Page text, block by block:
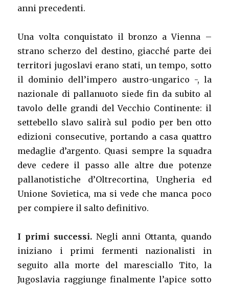
anni precedenti.
Una volta conquistato il bronzo a Vienna –
strano scherzo del destino, giacché parte dei
territori jugoslavi erano stati, un tempo, sotto
il dominio dell’impero austro-ungarico -, la
nazionale di pallanuoto siede fin da subito al
tavolo delle grandi del Vecchio Continente: il
settebello slavo salirà sul podio per ben otto
edizioni consecutive, portando a casa quattro
medaglie d’argento. Quasi sempre la squadra
deve cedere il passo alle altre due potenze
pallanotistiche d’Oltrecortina, Ungheria ed
Unione Sovietica, ma si vede che manca poco
per compiere il salto definitivo.
I primi successi.Negli anni Ottanta, quando
iniziano i primi fermenti nazionalisti in
seguito alla morte del maresciallo Tito, la
Jugoslavia raggiunge finalmente l’apice sotto